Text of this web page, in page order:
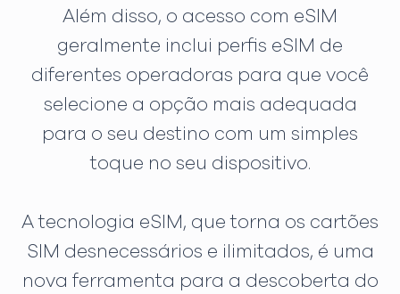
Além disso, o acesso com eSIM
geralmente inclui perfis eSIM de
diferentes operadoras para que você
selecione a opção mais adequada
para o seu destino com um simples
toque no seu dispositivo.
A tecnologia eSIM, que torna os cartões
SIM desnecessários e ilimitados, é uma
nova ferramenta para a descoberta do